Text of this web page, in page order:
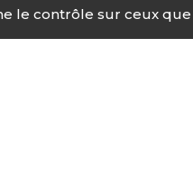
à n'importe
le contrôle sur ceux